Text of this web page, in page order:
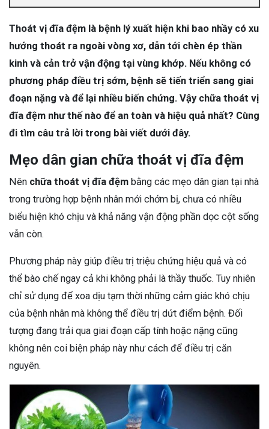
Thoát vị đĩa đệm là bệnh lý xuất hiện khi bao nhầy có xu
hướng thoát ra ngoài vòng xơ, dẫn tới chèn ép thần
kinh và cản trở vận động tại vùng khớp. Nếu không có
phương pháp điều trị sớm, bệnh sẽ tiến triển sang giai
đoạn nặng và để lại nhiều biến chứng. Vậy chữa thoát vị
đĩa đệm như thế nào để an toàn và hiệu quả nhất? Cùng
đi tìm câu trả lời trong bài viết dưới đây.
Mẹo dân gian chữa thoát vị đĩa đệm
Nên chữa thoát vị đĩa đệm bằng các mẹo dân gian tại nhà
trong trường hợp bệnh nhân mới chớm bị, chưa có nhiều
biểu hiện khó chịu và khả năng vận động phần dọc cột sống
vẫn còn.
Phương pháp này giúp điều trị triệu chứng hiệu quả và có
thể bào chế ngay cả khi không phải là thầy thuốc. Tuy nhiên
chỉ sử dụng để xoa dịu tạm thời những cảm giác khó chịu
của bệnh nhân mà không thể điều trị dứt điểm bệnh. Đối
tượng đang trải qua giai đoạn cấp tính hoặc nặng cũng
không nên coi biện pháp này như cách để điều trị căn
nguyên.